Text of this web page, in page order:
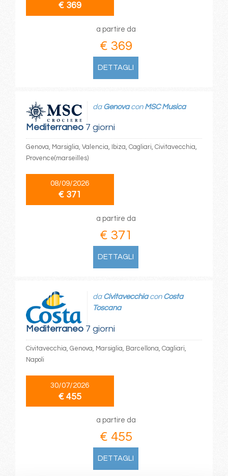
€ 369
a partire da
€ 369
DETTAGLI
Mediterraneo7 giorni
da Genovacon MSC Musica
Genova, Marsiglia, Valencia, Ibiza, Cagliari, Civitavecchia,
Provence(marseilles)
08/09/2026
€ 371
a partire da
€ 371
DETTAGLI
Mediterraneo7 giorni
da Civitavecchiacon Costa
Toscana
Civitavecchia, Genova, Marsiglia, Barcellona, Cagliari,
Napoli
30/07/2026
€ 455
a partire da
€ 455
DETTAGLI